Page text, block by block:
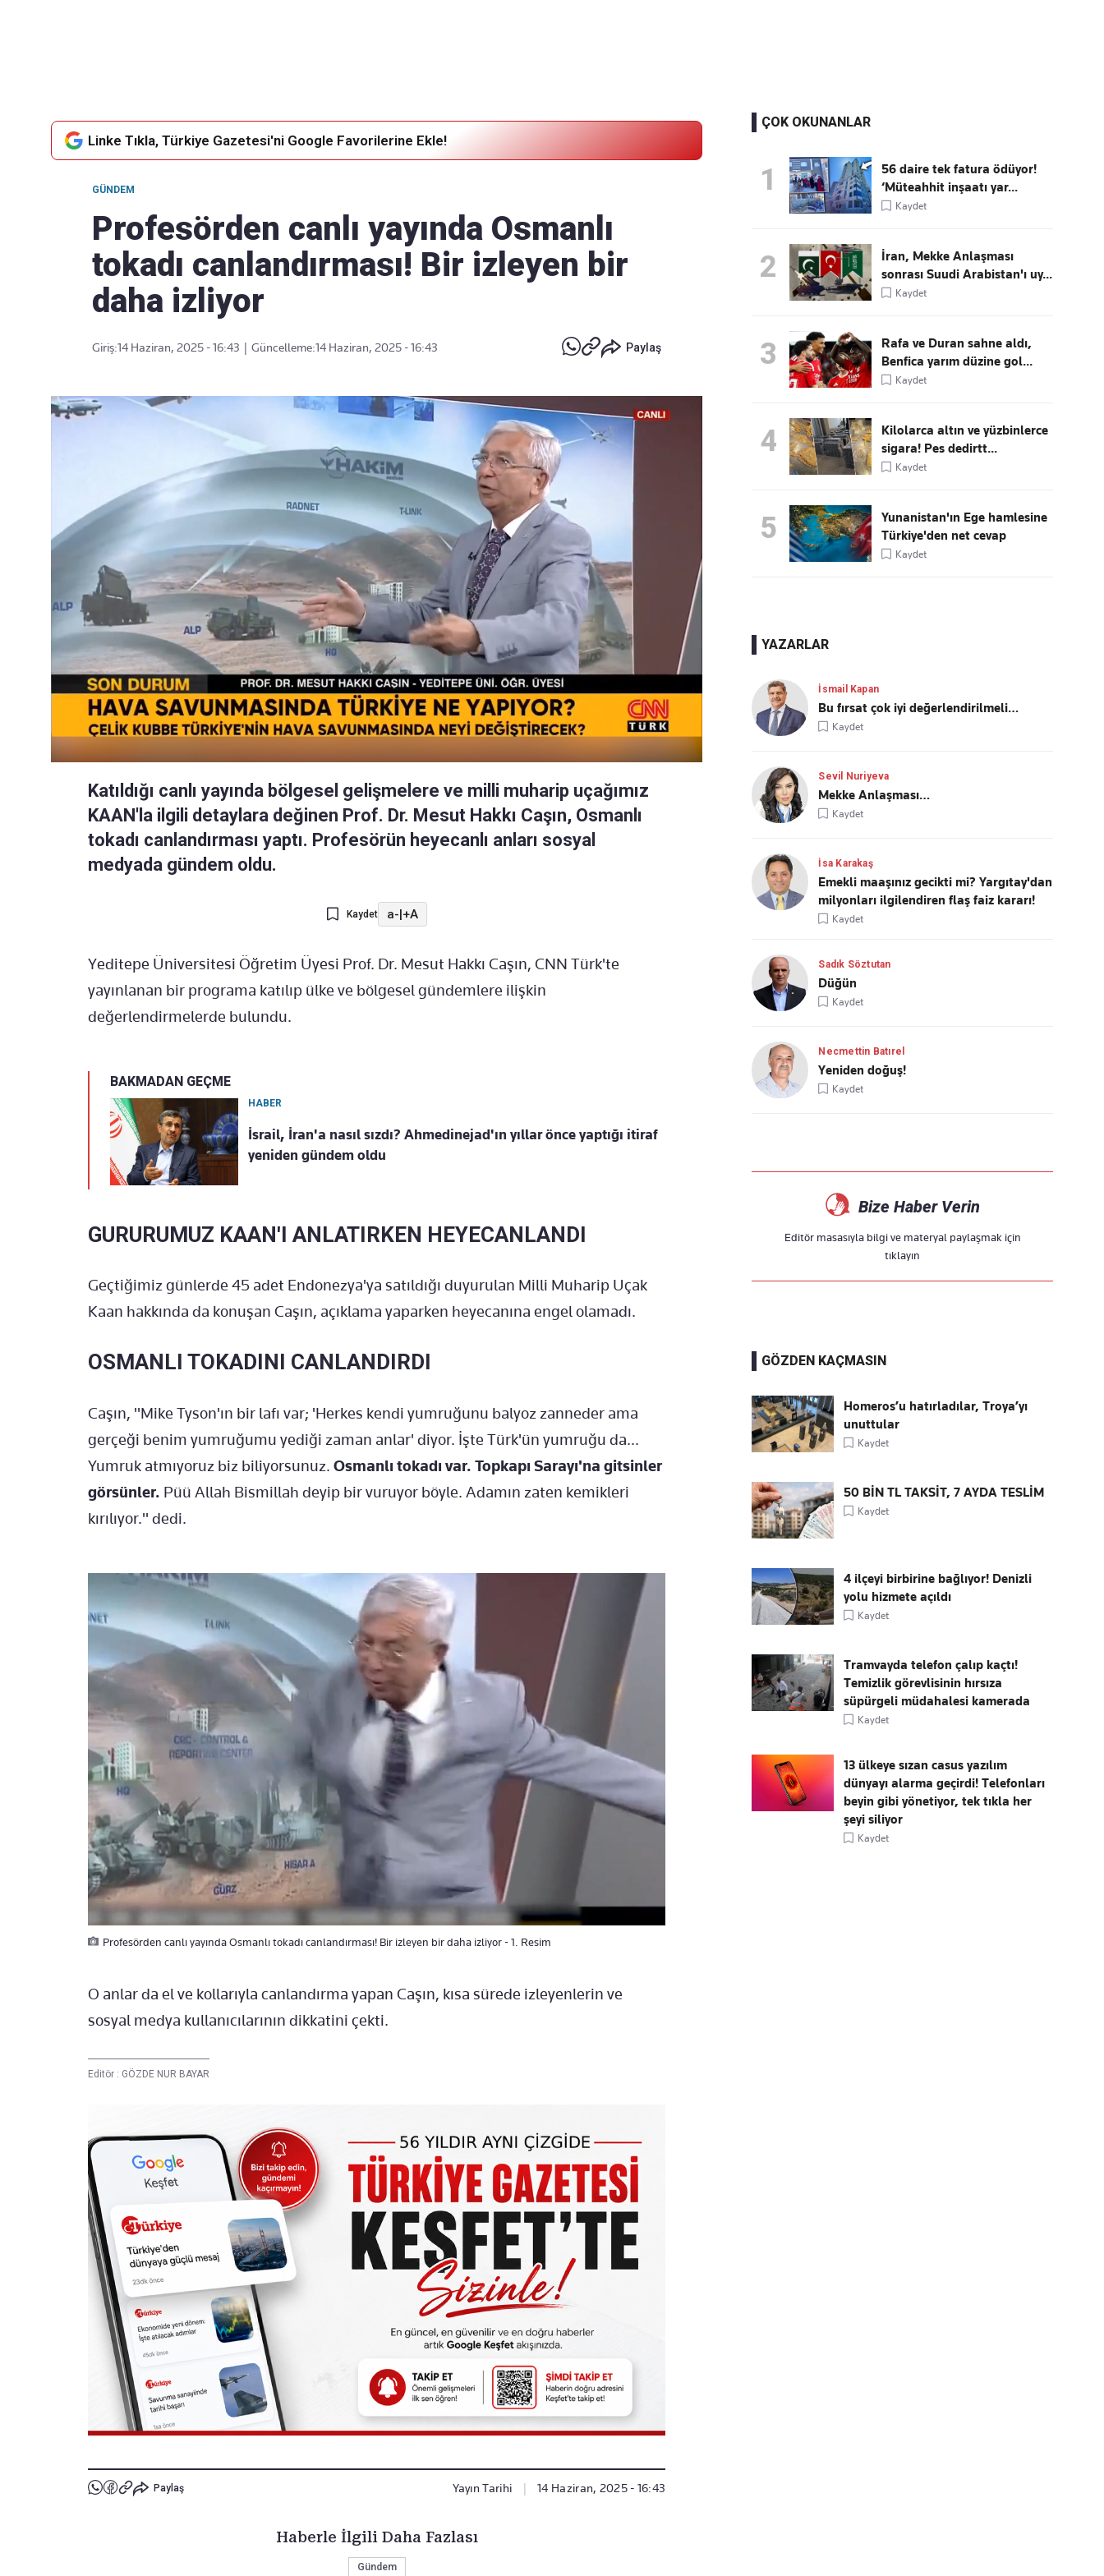
Linke Tıkla, Türkiye Gazetesi'ni Google Favorilerine Ekle!
GÜNDEM
Profesörden canlı yayında Osmanlı
tokadı canlandırması! Bir izleyen bir
daha izliyor
Giriş:14 Haziran, 2025 - 16:43 Güncelleme:14 Haziran, 2025 - 16:43 Paylaş
Katıldığı canlı yayında bölgesel gelişmelere ve milli muharip uçağımız
KAAN'la ilgili detaylara değinen Prof. Dr. Mesut Hakkı Caşın, Osmanlı
tokadı canlandırması yaptı. Profesörün heyecanlı anları sosyal
medyada gündem oldu.
Kaydet a-|+A
Yeditepe Üniversitesi Öğretim Üyesi Prof. Dr. Mesut Hakkı Caşın, CNN Türk'te
yayınlanan bir programa katılıp ülke ve bölgesel gündemlere ilişkin
değerlendirmelerde bulundu.
BAKMADAN GEÇME
HABER
İsrail, İran'a nasıl sızdı? Ahmedinejad'ın yıllar önce yaptığı itiraf
yeniden gündem oldu
GURURUMUZ KAAN'I ANLATIRKEN HEYECANLANDI
Geçtiğimiz günlerde 45 adet Endonezya'ya satıldığı duyurulan Milli Muharip Uçak
Kaan hakkında da konuşan Caşın, açıklama yaparken heyecanına engel olamadı.
OSMANLI TOKADINI CANLANDIRDI
Caşın, "Mike Tyson'ın bir lafı var; 'Herkes kendi yumruğunu balyoz zanneder ama
gerçeği benim yumruğumu yediği zaman anlar' diyor. İşte Türk'ün yumruğu da...
Yumruk atmıyoruz biz biliyorsunuz. Osmanlı tokadı var. Topkapı Sarayı'na gitsinler
görsünler. Püü Allah Bismillah deyip bir vuruyor böyle. Adamın zaten kemikleri
kırılıyor." dedi.
Profesörden canlı yayında Osmanlı tokadı canlandırması! Bir izleyen bir daha izliyor - 1. Resim
O anlar da el ve kollarıyla canlandırma yapan Caşın, kısa sürede izleyenlerin ve
sosyal medya kullanıcılarının dikkatini çekti.
Editör : GÖZDE NUR BAYAR
Paylaş Yayın Tarihi 14 Haziran, 2025 - 16:43
Haberle İlgili Daha Fazlası
Gündem
ÇOK OKUNANLAR
1
56 daire tek fatura ödüyor!
‘Müteahhit inşaatı yar...
Kaydet
2
İran, Mekke Anlaşması
sonrası Suudi Arabistan'ı uy...
Kaydet
3
Rafa ve Duran sahne aldı,
Benfica yarım düzine gol...
Kaydet
4
Kilolarca altın ve yüzbinlerce
sigara! Pes dedirtt...
Kaydet
5
Yunanistan'ın Ege hamlesine
Türkiye'den net cevap
Kaydet
YAZARLAR
İsmail Kapan
Bu fırsat çok iyi değerlendirilmeli…
Kaydet
Sevil Nuriyeva
Mekke Anlaşması…
Kaydet
İsa Karakaş
Emekli maaşınız gecikti mi? Yargıtay'dan
milyonları ilgilendiren flaş faiz kararı!
Kaydet
Sadık Söztutan
Düğün
Kaydet
Necmettin Batırel
Yeniden doğuş!
Kaydet
Bize Haber Verin
Editör masasıyla bilgi ve materyal paylaşmak için
tıklayın
GÖZDEN KAÇMASIN
Homeros’u hatırladılar, Troya’yı
unuttular
Kaydet
50 BİN TL TAKSİT, 7 AYDA TESLİM
Kaydet
4 ilçeyi birbirine bağlıyor! Denizli
yolu hizmete açıldı
Kaydet
Tramvayda telefon çalıp kaçtı!
Temizlik görevlisinin hırsıza
süpürgeli müdahalesi kamerada
Kaydet
13 ülkeye sızan casus yazılım
dünyayı alarma geçirdi! Telefonları
beyin gibi yönetiyor, tek tıkla her
şeyi siliyor
Kaydet